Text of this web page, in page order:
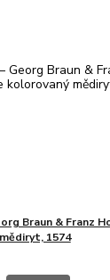
Braun & Franz
1574